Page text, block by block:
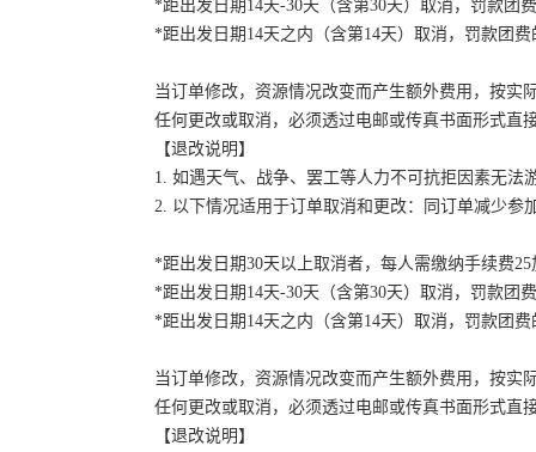
*距出发日期14天-30天（含第30天）取消，罚款团
*距出发日期14天之内（含第14天）取消，罚款团费
当订单修改，资源情况改变而产生额外费用，按实
任何更改或取消，必须透过电邮或传真书面形式直
【退改说明】
1. 如遇天气、战争、罢工等人力不可抗拒因素无
2. 以下情况适用于订单取消和更改：同订单减少
*距出发日期30天以上取消者，每人需缴纳手续费
*距出发日期14天-30天（含第30天）取消，罚款团
*距出发日期14天之内（含第14天）取消，罚款团费
当订单修改，资源情况改变而产生额外费用，按实
任何更改或取消，必须透过电邮或传真书面形式直
【退改说明】